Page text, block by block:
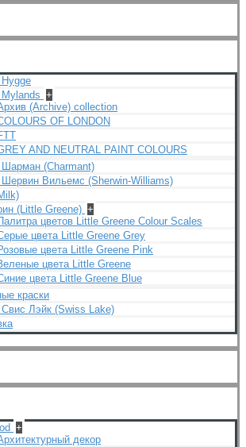
Hygge
Mylands +
(Archive) collection
OF LONDON
AND NEUTRAL PAINT COLOURS
Шарман (Charmant)
Шервин Вильемс (Sherwin-Williams)
(Little Greene) +
цветов Little Greene Colour Scales
цвета Little Greene Grey
цвета Little Greene Pink
цвета Little Greene
цвета Little Greene Blue
краски
Свис Лэйк (Swiss Lake)
+
декор